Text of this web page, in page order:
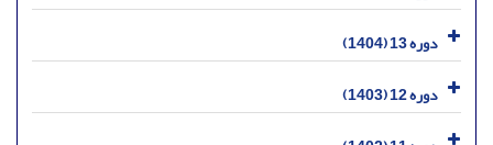
دوره 13 (1404)
دوره 12 (1403)